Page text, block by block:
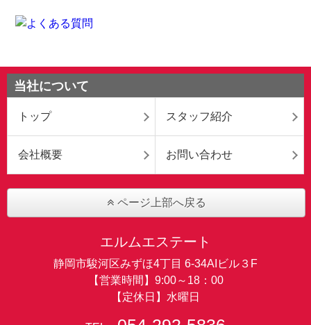
当社について
トップ スタッフ紹介
会社概要 お問い合わせ
ページ上部へ戻る
エルムエステート
静岡市駿河区みずほ4丁目 6-34AIビル３F
【営業時間】9:00～18：00
【定休日】水曜日